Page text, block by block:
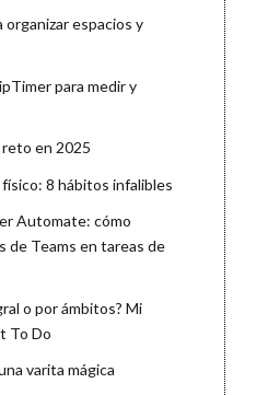
organizar espacios y
para medir y
en 2025
8 hábitos infalibles
Automate: cómo
de Teams en tareas de
o por ámbitos? Mi
To Do
varita mágica